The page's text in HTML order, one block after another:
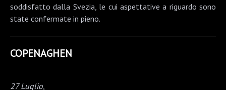
soddisfatto dalla Svezia, le cui aspettative a riguardo sono
state confermate in pieno.
COPENAGHEN
27 Luglio